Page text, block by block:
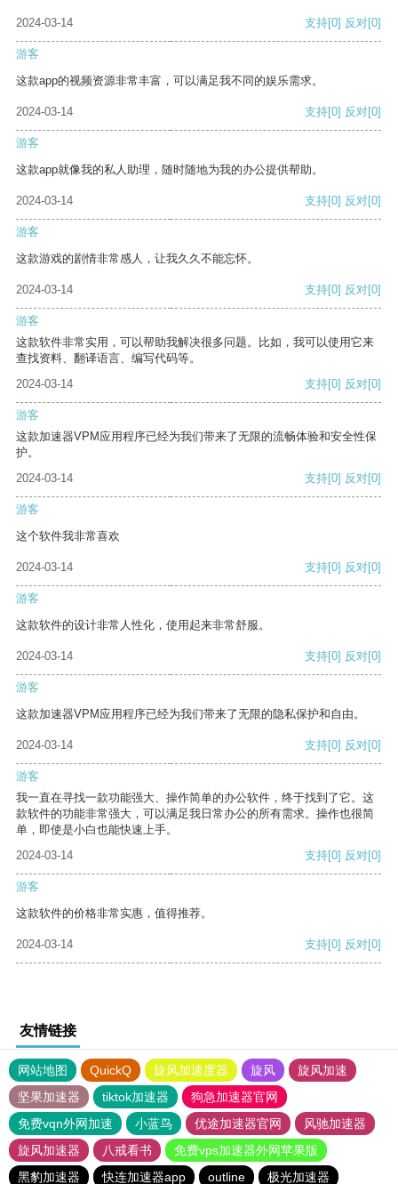
2024-03-14 支持[0] 反对[0]
游客
这款app的视频资源非常丰富，可以满足我不同的娱乐需求。
2024-03-14 支持[0] 反对[0]
游客
这款app就像我的私人助理，随时随地为我的办公提供帮助。
2024-03-14 支持[0] 反对[0]
游客
这款游戏的剧情非常感人，让我久久不能忘怀。
2024-03-14 支持[0] 反对[0]
游客
这款软件非常实用，可以帮助我解决很多问题。比如，我可以使用它来
查找资料、翻译语言、编写代码等。
2024-03-14
支持[0] 反对[0]
游客
这款加速器VPM应用程序已经为我们带来了无限的流畅体验和安全性保
护。
2024-03-14
支持[0] 反对[0]
游客
这个软件我非常喜欢
2024-03-14 支持[0] 反对[0]
游客
这款软件的设计非常人性化，使用起来非常舒服。
2024-03-14 支持[0] 反对[0]
游客
这款加速器VPM应用程序已经为我们带来了无限的隐私保护和自由。
2024-03-14 支持[0] 反对[0]
游客
我一直在寻找一款功能强大、操作简单的办公软件，终于找到了它。这
款软件的功能非常强大，可以满足我日常办公的所有需求。操作也很简
单，即使是小白也能快速上手。
2024-03-14
支持[0] 反对[0]
游客
这款软件的价格非常实惠，值得推荐。
2024-03-14 支持[0] 反对[0]
友情链接
网站地图 QuickQ 旋风加速度器 旋风
旋风加速
坚果加速器
tiktok加速器
狗急加速器官网
免费vqn外网加速
小蓝鸟 优途加速器官网
风驰加速器
旋风加速器
八戒看书
免费vps加速器外网苹果版
黑豹加速器
快连加速器app outline 极光加速器